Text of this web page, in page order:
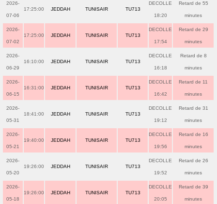
2026-
07-06
17:25:00 JEDDAH TUNISAIR TU713
DECOLLE
18:20
Retard de 55
minutes
2026-
07-02
17:25:00 JEDDAH TUNISAIR TU713
DECOLLE
17:54
Retard de 29
minutes
2026-
06-29
16:10:00 JEDDAH TUNISAIR TU713
DECOLLE
16:18
Retard de 8
minutes
2026-
06-15
16:31:00 JEDDAH TUNISAIR TU713
DECOLLE
16:42
Retard de 11
minutes
2026-
05-31
18:41:00 JEDDAH TUNISAIR TU713
DECOLLE
19:12
Retard de 31
minutes
2026-
05-21
19:40:00 JEDDAH TUNISAIR TU713
DECOLLE
19:56
Retard de 16
minutes
2026-
05-20
19:26:00 JEDDAH TUNISAIR TU713
DECOLLE
19:52
Retard de 26
minutes
2026-
05-18
19:26:00 JEDDAH TUNISAIR TU713
DECOLLE
20:05
Retard de 39
minutes